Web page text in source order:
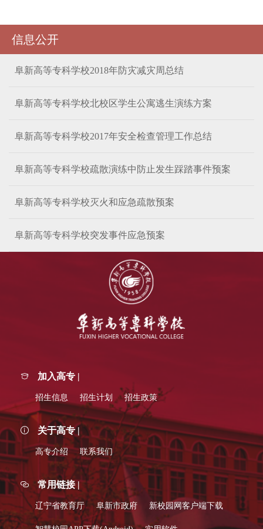
信息公开
阜新高等专科学校2018年防灾减灾周总结
阜新高等专科学校北校区学生公寓逃生演练方案
阜新高等专科学校2017年安全检查管理工作总结
阜新高等专科学校疏散演练中防止发生踩踏事件预案
阜新高等专科学校灭火和应急疏散预案
阜新高等专科学校突发事件应急预案
加入高专 |
招生信息 招生计划 招生政策
关于高专 |
高专介绍 联系我们
常用链接 |
辽宁省教育厅 阜新市政府 新校园网客户端下载